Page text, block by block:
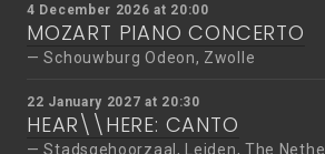
4 December 2026 at 20:00
MOZART PIANO CONCERTO
Schouwburg Odeon, Zwolle
22 January 2027 at 20:30
HEAR\\HERE: CANTO
Stadsgehoorzaal, Leiden, The